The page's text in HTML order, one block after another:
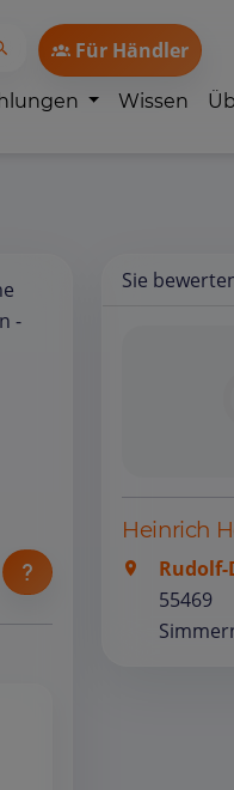
Für Händler
Wissen
Sie
Heinrich
Rudolf-
55469
-